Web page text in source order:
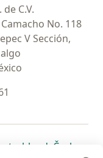
C.V.
No. 118
V Sección,
pestaña
una nueva pestaña
abre en una nueva
se abre en
Česko